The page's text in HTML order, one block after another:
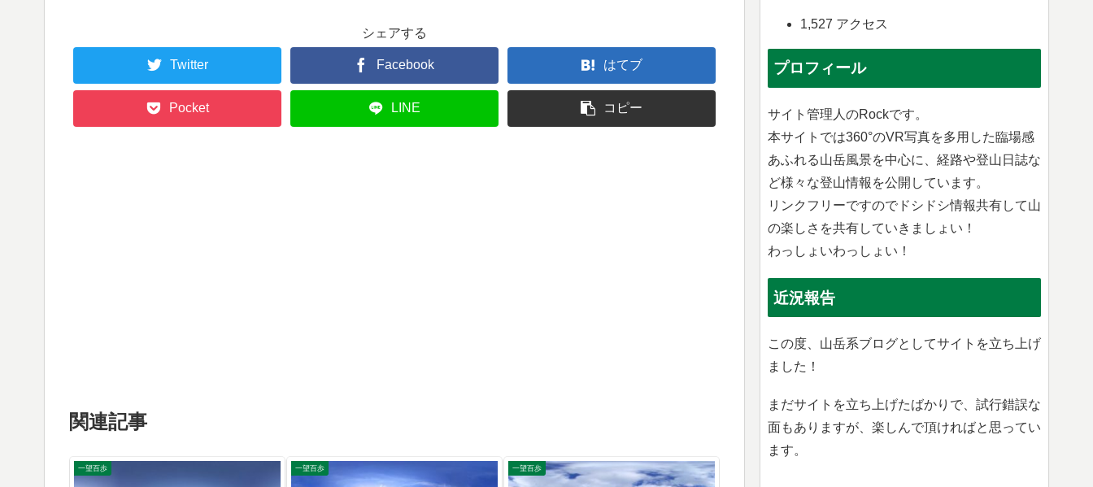
シェアする
Twitter Facebook はてブ
Pocket LINE コピー
関連記事
一望百歩 一望百歩 一望百歩
1,527 アクセス
プロフィール
サイト管理人のRockです。
本サイトでは360°のVR写真を多用した臨場感
あふれる山岳風景を中心に、経路や登山日誌な
ど様々な登山情報を公開しています。
リンクフリーですのでドシドシ情報共有して山
の楽しさを共有していきましょい！
わっしょいわっしょい！
近況報告
この度、山岳系ブログとしてサイトを立ち上げ
ました！
まだサイトを立ち上げたばかりで、試行錯誤な
面もありますが、楽しんで頂ければと思ってい
ます。